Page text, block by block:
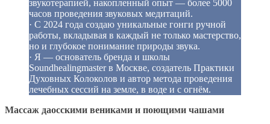
звукотерапией, накопленный опыт — более 5000
часов проведения звуковых медитаций.
· С 2024 года создаю уникальные гонги ручной
работы, вкладывая в каждый не только мастерство,
но и глубокое понимание природы звука.
· Я — основатель бренда и школы
Soundhealingmaster в Москве, создатель Практики
Духовных Колоколов и автор метода проведения
лечебных сессий на земле, в воде и с огнём.
Массаж даосскими вениками и поющими чашами